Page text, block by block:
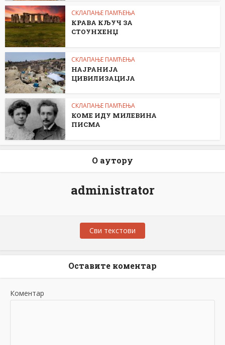
СКЛАПАЊЕ ПАМЋЕЊА
КРАВА КЉУЧ ЗА
СТОУНХЕНЏ
СКЛАПАЊЕ ПАМЋЕЊА
НАЈРАНИЈА
ЦИВИЛИЗАЦИЈА
СКЛАПАЊЕ ПАМЋЕЊА
КОМЕ ИДУ МИЛЕВИНА
ПИСМА
О аутору
administrator
Сви текстови
Оставите коментар
Коментар